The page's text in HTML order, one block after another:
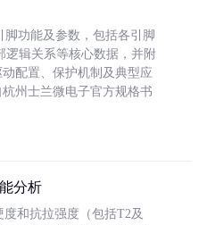
脚功能及参数，包括各引脚
逻辑关系等核心数据，并附
配置、保护机制及典型应
州士兰微电子官方规格书
分析
和抗拉强度（包括T2及